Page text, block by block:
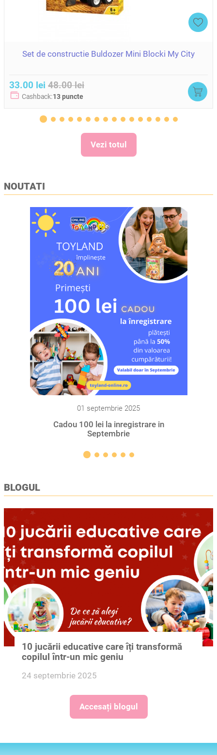
Set de constructie Buldozer Mini Blocki My City
33.00 lei 48.00 lei
Cashback:13 puncte
Vezi totul
NOUTATI
01 septembrie 2025
Cadou 100 lei la inregistrare in
Septembrie
BLOGUL
10 jucării educative care îți transformă
copilul într-un mic geniu
24 septembrie 2025
Accesați blogul